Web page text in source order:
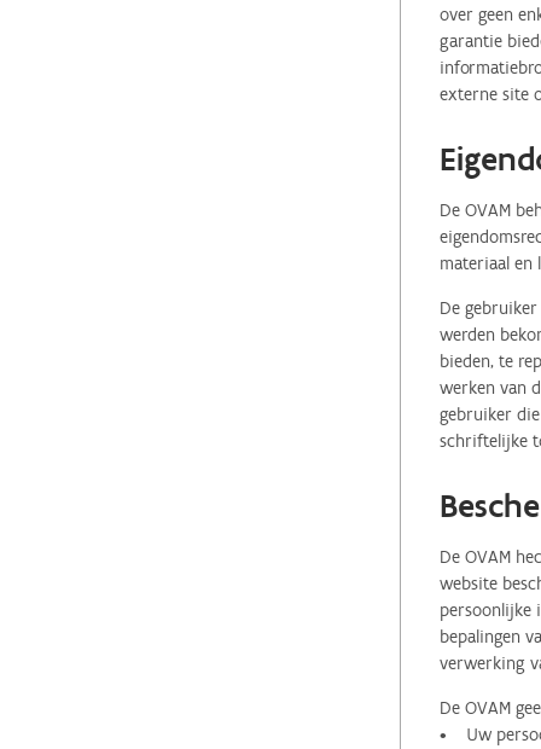
over geen
garantie
externe site
De OVAM
materiaal en
De
werden
bieden, te
werken van
gebruiker
schriftelijke
De OVAM
website
persoonlijke
bepalingen
verwerking
De OVAM
• Uw